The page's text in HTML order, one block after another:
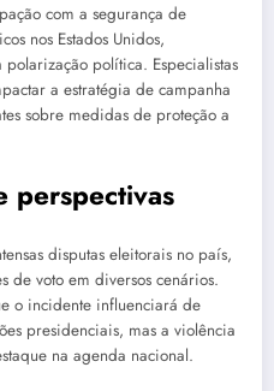
com a segurança de
nos Estados Unidos,
política. Especialistas
a estratégia de campanha
sobre medidas de proteção a
perspectivas
disputas eleitorais no país,
de voto em diversos cenários.
o incidente influenciará de
presidenciais, mas a violência
na agenda nacional.